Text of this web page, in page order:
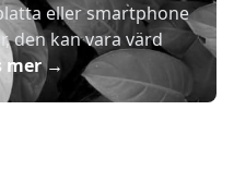
eller smartphone
den kan vara värd
mer→